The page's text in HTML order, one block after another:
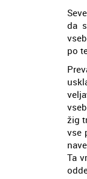
da
po
žig
vse
Ta